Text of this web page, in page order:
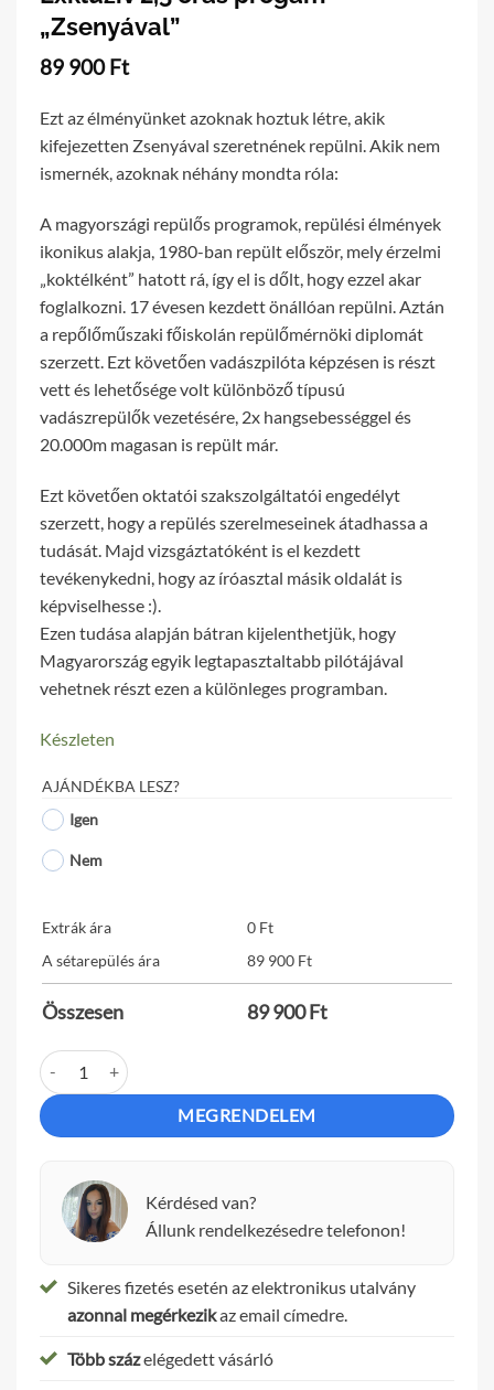
„Zsenyával”
89 900Ft
Ezt az élményünket azoknak hoztuk létre, akik
kifejezetten Zsenyával szeretnének repülni. Akik nem
ismernék, azoknak néhány mondta róla:
A magyországi repülős programok, repülési élmények
ikonikus alakja, 1980-ban repült először, mely érzelmi
„koktélként” hatott rá, így el is dőlt, hogy ezzel akar
foglalkozni. 17 évesen kezdett önállóan repülni. Aztán
a repőlőműszaki főiskolán repülőmérnöki diplomát
szerzett. Ezt követően vadászpilóta képzésen is részt
vett és lehetősége volt különböző típusú
vadászrepülők vezetésére, 2x hangsebességgel és
20.000m magasan is repült már.
Ezt követően oktatói szakszolgáltatói engedélyt
szerzett, hogy a repülés szerelmeseinek átadhassa a
tudását. Majd vizsgáztatóként is el kezdett
tevékenykedni, hogy az íróasztal másik oldalát is
képviselhesse :).
Ezen tudása alapján bátran kijelenthetjük, hogy
Magyarország egyik legtapasztaltabb pilótájával
vehetnek részt ezen a különleges programban.
Készleten
AJÁNDÉKBA LESZ?
Igen
Nem
Extrák ára 0 Ft
A sétarepülés ára
89 900 Ft
Összesen 89 900Ft
Exkluzív 2,5 órás progam "Zsenyával" mennyiség
MEGRENDELEM
Kérdésed van?
Állunk rendelkezésedre telefonon!
Sikeres fizetés esetén az elektronikus utalvány
azonnal megérkezikaz email címedre.
Több százelégedett vásárló